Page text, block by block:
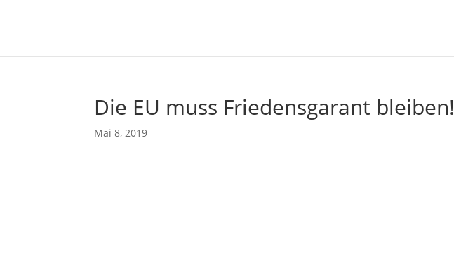
Die EU muss Friedensgarant bleiben!
Mai 8, 2019